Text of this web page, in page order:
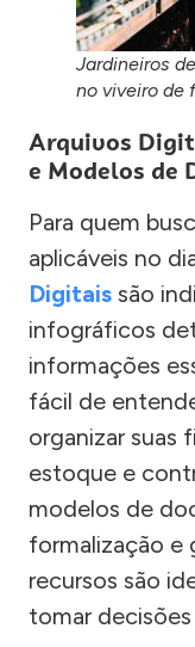
Jardineiros
no viveiro de
Arquivos
e Modelos de
Para quem
aplicáveis no
Digitais são
infográficos
informações
fácil de
organizar suas
estoque e
modelos de
formalização e
recursos são
tomar decisões